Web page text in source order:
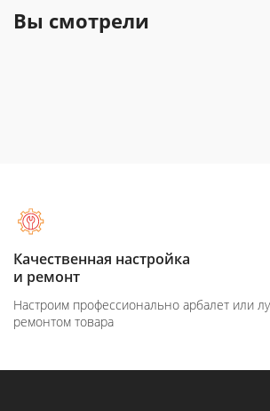
Вы смотрели
Качественная настройка
и ремонт
Настроим профессионально арбалет или
ремонтом товара